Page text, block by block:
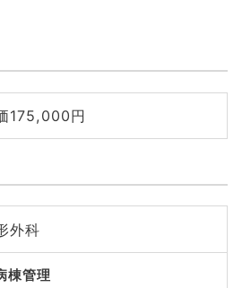
175,000円
外科
棟管理